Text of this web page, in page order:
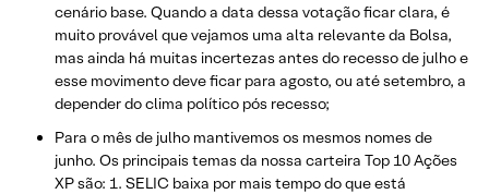
cenário base. Quando a data dessa votação ficar clara, é
muito provável que vejamos uma alta relevante da Bolsa,
mas ainda há muitas incertezas antes do recesso de julho e
esse movimento deve ficar para agosto, ou até setembro, a
depender do clima político pós recesso;
Para o mês de julho mantivemos os mesmos nomes de
junho. Os principais temas da nossa carteira Top 10 Ações
XP são: 1. SELIC baixa por mais tempo do que está